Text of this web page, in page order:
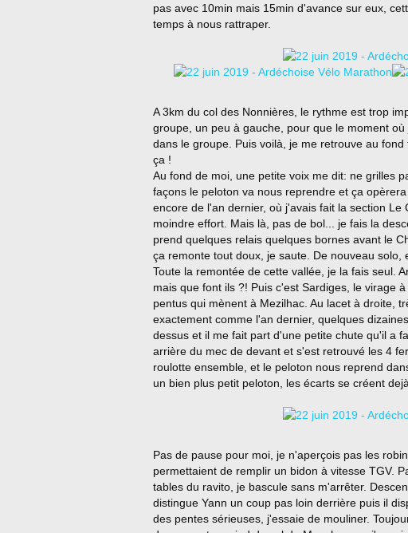
pas avec 10min mais 15min d'avance sur eux,
temps à nous rattraper.
A 3km du col des Nonnières, le rythme est trop
groupe, un peu à gauche, pour que le moment
dans le groupe. Puis voilà, je me retrouve au
ça !
Au fond de moi, une petite voix me dit: ne grilles
façons le peloton va nous reprendre et ça
encore de l'an dernier, où j'avais fait la section
moindre effort. Mais là, pas de bol... je fais la
prend quelques relais quelques bornes avant le
ça remonte tout doux, je saute. De nouveau solo,
Toute la remontée de cette vallée, je la fais seul.
mais que font ils ?! Puis c'est Sardiges, le virage
pentus qui mènent à Mezilhac. Au lacet à droite,
exactement comme l'an dernier, quelques
dessus et il me fait part d'une petite chute qu'il a
arrière du mec de devant et s'est retrouvé les 4
roulotte ensemble, et le peloton nous reprend
un bien plus petit peloton, les écarts se créent
Pas de pause pour moi, je n'aperçois pas les
permettaient de remplir un bidon à vitesse TGV.
tables du ravito, je bascule sans m'arrêter.
distingue Yann un coup pas loin derrière puis il
des pentes sérieuses, j'essaie de mouliner.